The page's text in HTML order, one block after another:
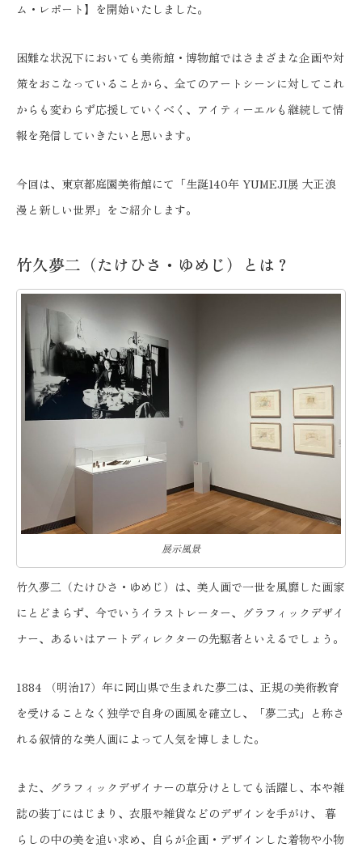
ム・レポート】を開始いたしました。
困難な状況下においても美術館・博物館ではさまざまな企画や対
策をおこなっていることから、全てのアートシーンに対してこれ
からも変わらず応援していくべく、アイティーエルも継続して情
報を発信していきたいと思います。
今回は、東京都庭園美術館にて「生誕140年 YUMEJI展 大正浪
漫と新しい世界」をご紹介します。
竹久夢二（たけひさ・ゆめじ）とは？
展示風景
竹久夢二（たけひさ・ゆめじ）は、美人画で一世を風靡した画家
にとどまらず、今でいうイラストレーター、グラフィックデザイ
ナー、あるいはアートディレクターの先駆者といえるでしょう。
1884 （明治17）年に岡山県で生まれた夢二は、正規の美術教育
を受けることなく独学で自身の画風を確立し、「夢二式」と称さ
れる叙情的な美人画によって人気を博しました。
また、グラフィックデザイナーの草分けとしても活躍し、本や雑
誌の装丁にはじまり、衣服や雑貨などのデザインを手がけ、 暮
らしの中の美を追い求め、自らが企画・デザインした着物や小物